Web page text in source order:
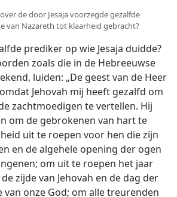
de door Jesaja voorzegde gezalfde
van Nazareth tot klaarheid gebracht?
prediker op wie Jesaja duidde?
zoals die in de Hebreeuwse
luiden: „De geest van de Heer
Jehovah mij heeft gezalfd om
zachtmoedigen te vertellen. Hij
om de gebrokenen van hart te
uit te roepen voor hen die zijn
en de algehele opening der ogen
om uit te roepen het jaar
zijde van Jehovah en de dag der
van onze God; om alle treurenden